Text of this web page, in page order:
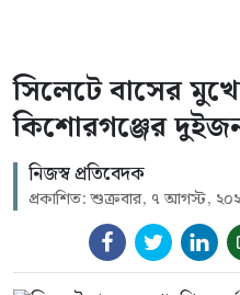
সিলেটে বাসের
কিশোরগঞ্জের
নিজস্ব প্রতিবেদক
প্রকাশিত: শুক্রবার, ৭ আগস্ট,